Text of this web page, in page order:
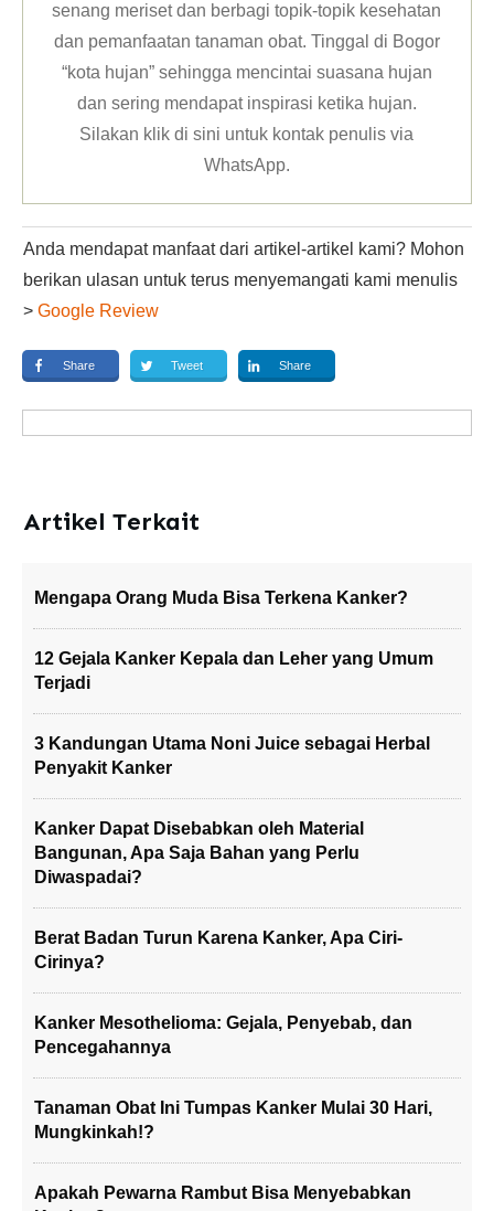
senang meriset dan berbagi topik-topik kesehatan
dan pemanfaatan tanaman obat. Tinggal di Bogor
“kota hujan” sehingga mencintai suasana hujan
dan sering mendapat inspirasi ketika hujan.
Silakan klikdi sini untuk kontak penulis via
WhatsApp.
Anda mendapat manfaat dari artikel-artikel kami? Mohon
berikan ulasan untuk terus menyemangati kami menulis
> Google Review
Share Tweet Share
Artikel Terkait
Mengapa Orang Muda Bisa Terkena Kanker?
12 Gejala Kanker Kepala dan Leher yang Umum
Terjadi
3 Kandungan Utama Noni Juice sebagai Herbal
Penyakit Kanker
Kanker Dapat Disebabkan oleh Material
Bangunan, Apa Saja Bahan yang Perlu
Diwaspadai?
Berat Badan Turun Karena Kanker, Apa Ciri-
Cirinya?
Kanker Mesothelioma: Gejala, Penyebab, dan
Pencegahannya
Tanaman Obat Ini Tumpas Kanker Mulai 30 Hari,
Mungkinkah!?
Apakah Pewarna Rambut Bisa Menyebabkan